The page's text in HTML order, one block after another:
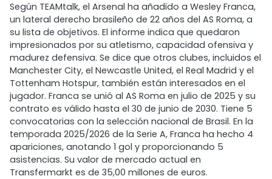
Según TEAMtalk, el Arsenal ha añadido a Wesley Franca,
un lateral derecho brasileño de 22 años del AS Roma, a
su lista de objetivos. El informe indica que quedaron
impresionados por su atletismo, capacidad ofensiva y
madurez defensiva. Se dice que otros clubes, incluidos el
Manchester City, el Newcastle United, el Real Madrid y el
Tottenham Hotspur, también están interesados en el
jugador. Franca se unió al AS Roma en julio de 2025 y su
contrato es válido hasta el 30 de junio de 2030. Tiene 5
convocatorias con la selección nacional de Brasil. En la
temporada 2025/2026 de la Serie A, Franca ha hecho 4
apariciones, anotando 1 gol y proporcionando 5
asistencias. Su valor de mercado actual en
Transfermarkt es de 35,00 millones de euros.